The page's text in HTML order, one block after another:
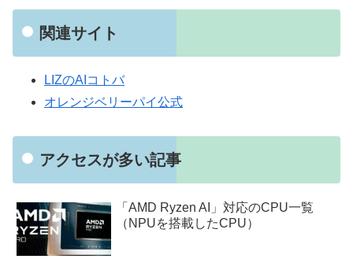
関連サイト
LIZのAIコトバ
オレンジベリーパイ公式
アクセスが多い記事
「AMD Ryzen AI」対応のCPU一覧
（NPUを搭載したCPU）